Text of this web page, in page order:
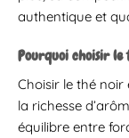
authentique et
Pourquoi choisir
Choisir le thé noir
la richesse
équilibre entre